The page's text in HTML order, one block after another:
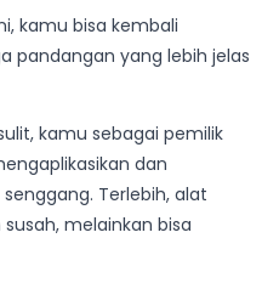
kamu bisa kembali
pandangan yang lebih jelas
kamu sebagai pemilik
dan
Terlebih, alat
melainkan bisa